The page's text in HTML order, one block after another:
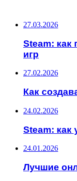
27.03.2026
Steam: как
игр
27.02.2026
Как
24.02.2026
Steam: как
24.01.2026
Лучшие